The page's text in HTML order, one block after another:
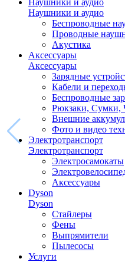
Наушники и аудио
Наушники и аудио
Беспроводные
Проводные
Акустика
Аксессуары
Аксессуары
Зарядные
Кабели и
Беспроводные
Рюкзаки, Сумки,
Внешние
Фото и видео
Электротранспорт
Электротранспорт
Электросамокаты
Аксессуары
Dyson
Dyson
Стайлеры
Фены
Выпрямители
Пылесосы
Услуги